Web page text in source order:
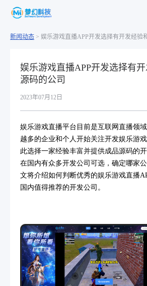
新闻动态 > 娱乐游戏直播APP开发选择有开发经验
娱乐游戏直播APP开发选择有
源码的公司
2023年07月12日
娱乐游戏直播平台目前是互联网直播领
越多的企业和个人开始关注开发娱乐游
此选择一家经验丰富并提供成品源码的开
在国内有众多开发公司可选，确定哪家
文将介绍如何判断优秀的娱乐游戏直播
国内值得推荐的开发公司。